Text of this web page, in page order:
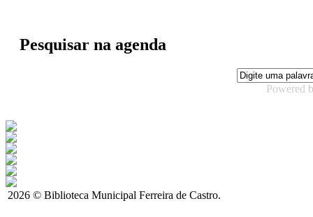
Pesquisar na agenda
Powered
2026 © Biblioteca Municipal Ferreira de Castro.